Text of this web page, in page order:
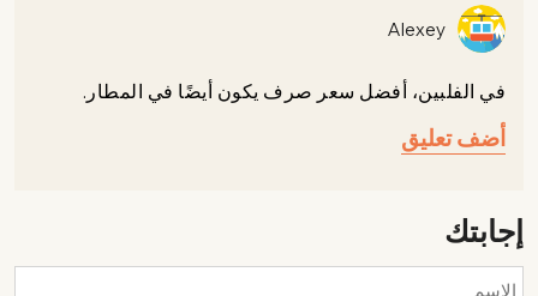
Alexey
في الفلبين، أفضل سعر صرف يكون أيضًا في المطار.
أضف تعليق
إجابتك